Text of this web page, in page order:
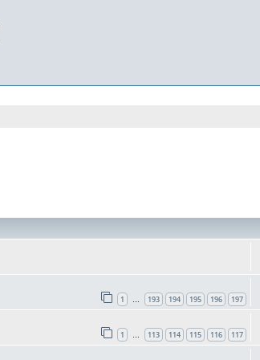
1 … 193 194 195 196 197
1 … 113 114 115 116 117